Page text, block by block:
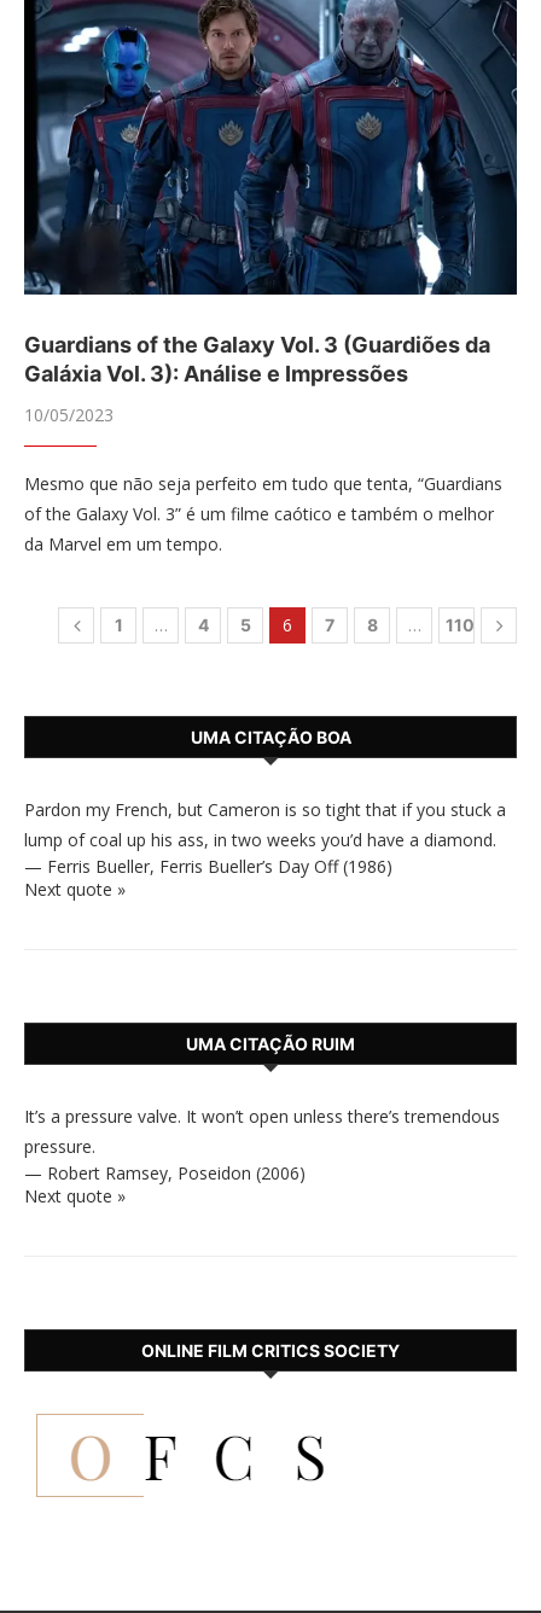
Guardians of the Galaxy Vol. 3 (Guardiões da
Galáxia Vol. 3): Análise e Impressões
10/05/2023
Mesmo que não seja perfeito em tudo que tenta, “Guardians
of the Galaxy Vol. 3” é um filme caótico e também o melhor
da Marvel em um tempo.
1 … 4 5 6 7 8 … 110
UMA CITAÇÃO BOA
Pardon my French, but Cameron is so tight that if you stuck a
lump of coal up his ass, in two weeks you’d have a diamond.
— Ferris Bueller, Ferris Bueller’s Day Off (1986)
Next quote »
UMA CITAÇÃO RUIM
It’s a pressure valve. It won’t open unless there’s tremendous
pressure.
— Robert Ramsey, Poseidon (2006)
Next quote »
ONLINE FILM CRITICS SOCIETY